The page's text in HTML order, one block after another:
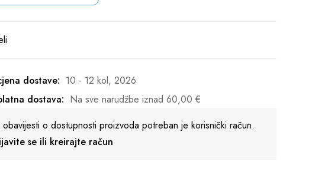
dostave: 10 - 12 kol, 2026
dostava: Na sve narudžbe iznad 60,00 €
obavijesti o dostupnosti proizvoda potreban je korisnički račun.
se ili kreirajte račun